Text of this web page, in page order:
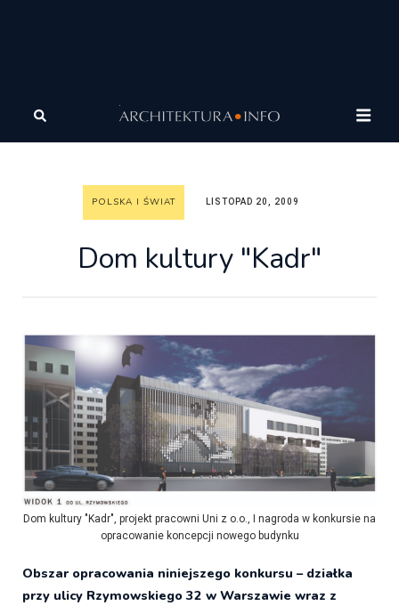
Architektura
kultury "Kadr"
POLSKA I ŚWIAT LISTOPAD 20, 2009
Dom kultury "Kadr"
Dom kultury "Kadr", projekt pracowni Uni z o.o., I nagroda w konkursie na
opracowanie koncepcji nowego budynku
Obszar opracowania niniejszego konkursu – działka
przy ulicy Rzymowskiego 32 w Warszawie wraz z